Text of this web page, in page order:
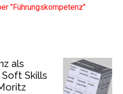
"Führungskompetenz"
als
Skills